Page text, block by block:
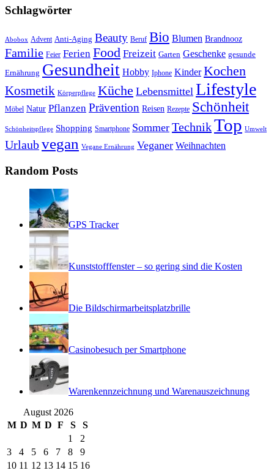
Schlagwörter
Abobox Advent Anti-Aging Beauty Beruf Bio Blumen Brandnooz
Familie Feier Ferien Food Freizeit Garten Geschenke gesunde
Ernährung Gesundheit Hobby Iphone Kinder Kochen
Kosmetik Körperpflege Küche Lebensmittel Lifestyle
Möbel Natur Pflanzen Prävention Reisen Rezepte Schönheit
Schönheitspflege Shopping Smartphone Sommer TechnikTop Umwelt
Urlaubvegan Vegane Ernährung Veganer Weihnachten
Random Posts
GPS Tracker
Kunststofffenster – so gering sind die Kosten
Die Bildschirmarbeitsplatzbrille
Casinobesuch per Smartphone
Warenkennzeichnung und Warenauszeichnung
August 2026
M D M D F S
S
1
2
3
4 5 6 7 8
9
10 11 12 13 14 15 16